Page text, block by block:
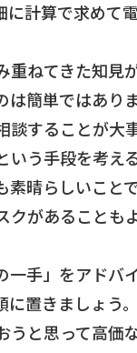
計算で求めて
ねてきた知見
簡単ではありま
することが大
う手段を考え
晴らしいこと
があることも
手」をアドバ
置きましょう。
と思って高価